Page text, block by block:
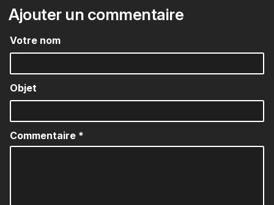
Ajouter un commentaire
Votre nom
Objet
Commentaire *